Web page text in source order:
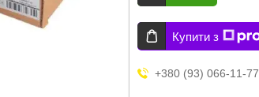
Купити з
+380 (93) 066-11-77